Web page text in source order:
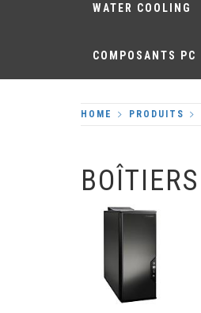
WATER COOLING
COMPOSANTS PC
HOME PRODUITS
BOÎTIERS